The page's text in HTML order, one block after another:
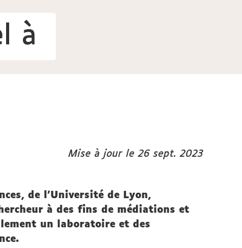
à
Mise à jour le 26 sept. 2023
de l’Université de Lyon,
à des fins de médiations et
un laboratoire et des